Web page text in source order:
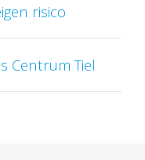
risico
Centrum Tiel